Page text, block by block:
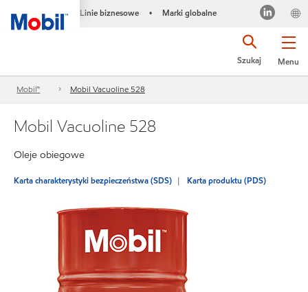
Linie biznesowe • Marki globalne
Menu
Szukaj
Mobil™ Mobil Vacuoline 528
Mobil Vacuoline 528
Oleje obiegowe
Karta charakterystyki bezpieczeństwa (SDS) Karta produktu (PDS)